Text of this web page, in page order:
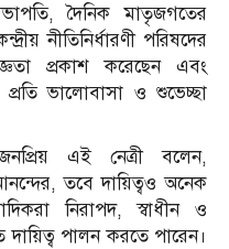
সভাপতি, দৈনিক মাতৃজগতের
নীতিনির্ধারণী পরিষদের
প্রকাশ করেছেন এবং
ভালোবাসা ও শুভেচ্ছা
জনপ্রিয় এই নেত্রী বলেন,
তবে দায়িত্বও অনেক
নিরাপদ, স্বাধীন ও
দায়িত্ব পালন করতে পারেন।